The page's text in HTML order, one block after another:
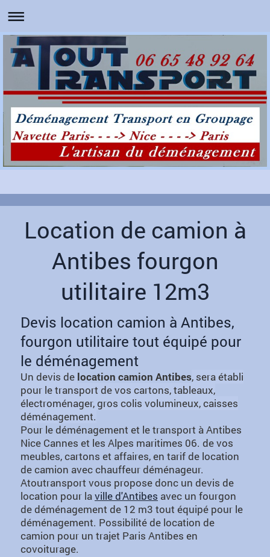
Location de camion à
Antibes fourgon
utilitaire 12m3
Devis location camion à Antibes,
fourgon utilitaire tout équipé pour
le déménagement
Un devis de location camion Antibes, sera établi
pour le transport de vos cartons, tableaux,
électroménager, gros colis volumineux, caisses
déménagement.
Pour le déménagement et le transport à Antibes
Nice Cannes et les Alpes maritimes 06. de vos
meubles, cartons et affaires, en tarif de location
de camion avec chauffeur déménageur.
Atoutransport vous propose donc un devis de
location pour laville d'Antibes avec un fourgon
de déménagement de 12 m3 tout équipé pour le
déménagement. Possibilité de location de
camion pour un trajet Paris Antibes en
covoiturage.